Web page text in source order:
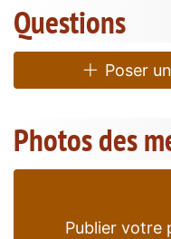
Questions
Poser
Photos des
Publier votre